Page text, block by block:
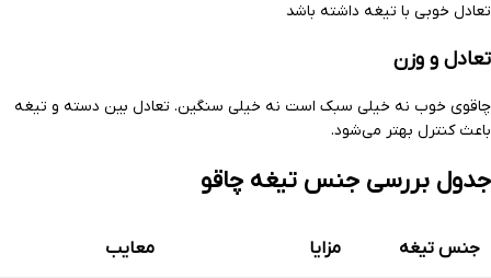
تعادل خوبی با تیغه داشته باشد
تعادل و وزن
چاقوی خوب نه خیلی سبک است نه خیلی سنگین. تعادل بین دسته و تیغه
باعث کنترل بهتر می‌شود.
جدول بررسی جنس تیغه چاقو
جنس تیغه مزایا معایب